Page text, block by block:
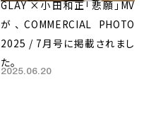
GLAY ×小田和正「悲願」MV
が、COMMERCIAL PHOTO
2025 / 7月号に掲載されまし
た。
2025.06.20